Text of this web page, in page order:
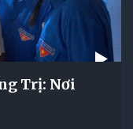
Trị: Nơi